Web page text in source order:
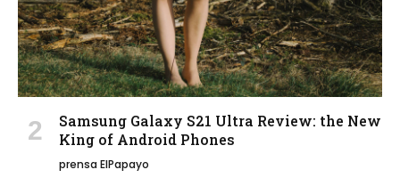
Samsung Galaxy S21 Ultra Review: the New
King of Android Phones
prensa ElPapayo